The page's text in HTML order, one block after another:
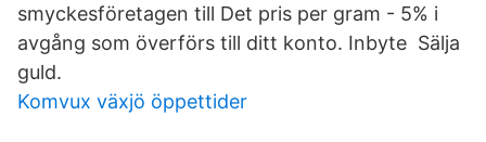
smyckesföretagen till Det pris per gram - 5% i
avgång som överförs till ditt konto. Inbyte Sälja
guld.
Komvux växjö öppettider